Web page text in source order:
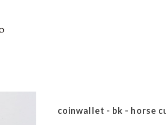
coinwallet - bk - horse